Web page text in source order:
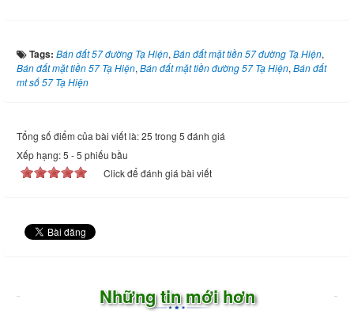
Tags: Bán đất 57 đường Tạ Hiện, Bán đất mặt tiền 57 đường Tạ Hiện,
Bán đất mặt tiền 57 Tạ Hiện, Bán đất mặt tiền đường 57 Tạ Hiện, Bán đất
mt số 57 Tạ Hiện
Tổng số điểm của bài viết là: 25 trong 5 đánh giá
Xếp hạng:5 -5 phiếu bầu
Click để đánh giá bài viết
Những tin mới hơn